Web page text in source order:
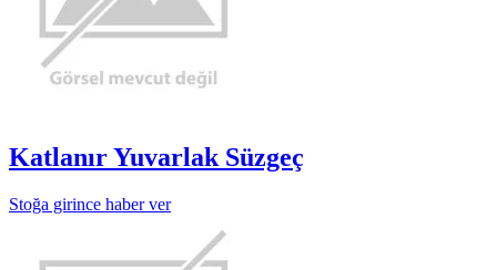
Katlanır Yuvarlak Süzgeç
Stoğa girince haber ver